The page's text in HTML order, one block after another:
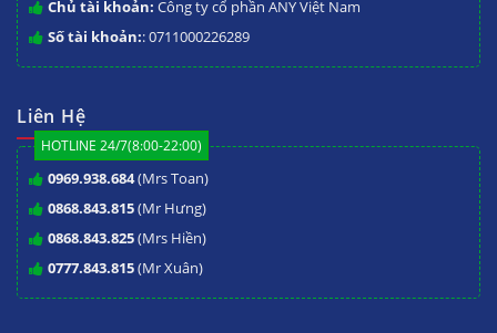
Chủ tài khoản: Công ty cổ phần ANY Việt Nam
Số tài khoản:: 0711000226289
Liên Hệ
HOTLINE 24/7(8:00-22:00)
0969.938.684(Mrs Toan)
0868.843.815(Mr Hưng)
0868.843.825(Mrs Hiền)
0777.843.815(Mr Xuân)